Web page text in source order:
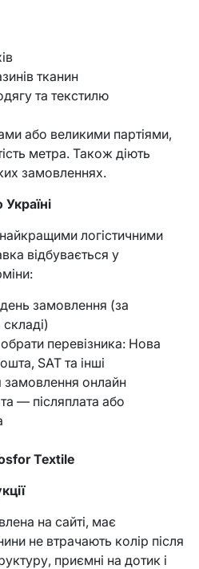
тканин
та текстилю
або великими партіями,
метра. Також діють
замовленнях.
логістичними
відбувається у
замовлення (за
перевізника: Нова
SAT та інші
замовлення онлайн
— післяплата або
Textile
на сайті, має
не втрачають колір після
приємні на дотик і